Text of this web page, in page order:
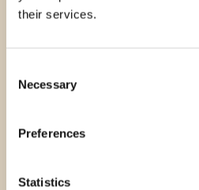
their services.
Selection
Necessary
Preferences
Statistics